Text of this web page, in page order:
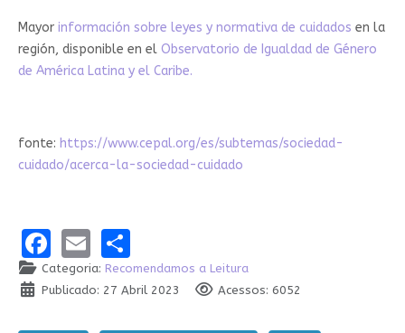
Mayor información sobre leyes y normativa de cuidados en la
región, disponible en el Observatorio de Igualdad de Género
de América Latina y el Caribe.
fonte: https://www.cepal.org/es/subtemas/sociedad-
cuidado/acerca-la-sociedad-cuidado
Facebook
EmailShare
Categoria: Recomendamos a Leitura
Publicado: 27 Abril 2023
Acessos: 6052